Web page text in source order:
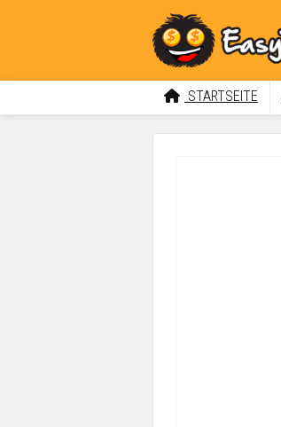
STARTSEITE